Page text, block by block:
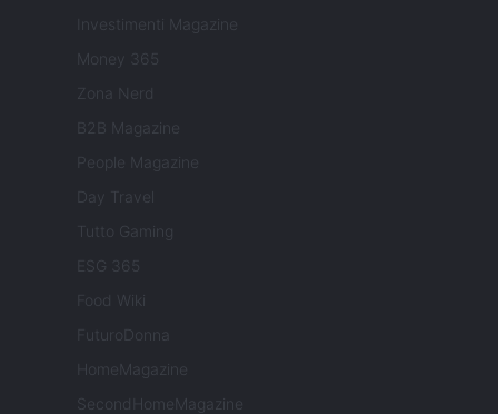
Investimenti Magazine
Money 365
Zona Nerd
B2B Magazine
People Magazine
Day Travel
Tutto Gaming
ESG 365
Food Wiki
FuturoDonna
HomeMagazine
SecondHomeMagazine